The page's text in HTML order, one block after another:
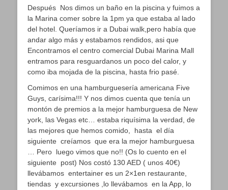
Después Nos dimos un baño en la piscina y fuimos a
la Marina comer sobre la 1pm ya que estaba al lado
del hotel. Queríamos ir a Dubai walk,pero había que
andar algo más y estabamos rendidos, asi que
Encontramos el centro comercial Dubai Marina Mall
entramos para resguardanos un poco del calor, y
como iba mojada de la piscina, hasta frio pasé.
Comimos en una hamburguesería americana Five
Guys, carísima!!! Y nos dimos cuenta que tenía un
montón de premios a la mejor hamburguesa de New
york, las Vegas etc… estaba riquísima la verdad, de
las mejores que hemos comido, hasta el día
siguiente creíamos que era la mejor hamburguesa
… Pero luego vimos que no!! (Os lo cuento en el
siguiente post) Nos costó 130 AED ( unos 40€)
llevábamos entertainer es un 2×1en restaurante,
tiendas y excursiones ,lo llevábamos en la App, lo